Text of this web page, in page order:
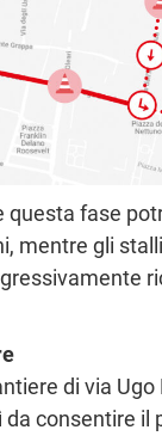
questa fase
mentre gli
di via
consentire